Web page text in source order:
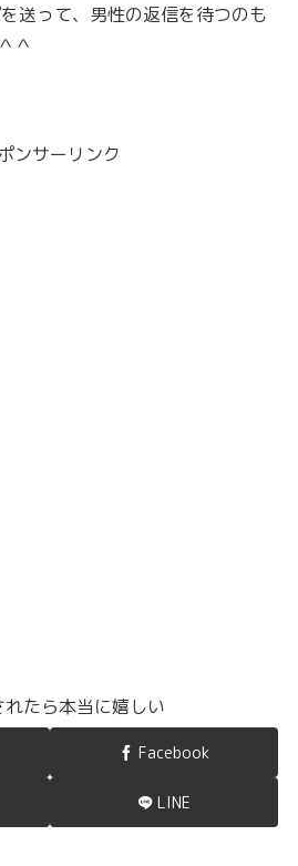
送って、男性の返信を待つのも
＾
ンサーリンク
れたら本当に嬉しい
Facebook
LINE